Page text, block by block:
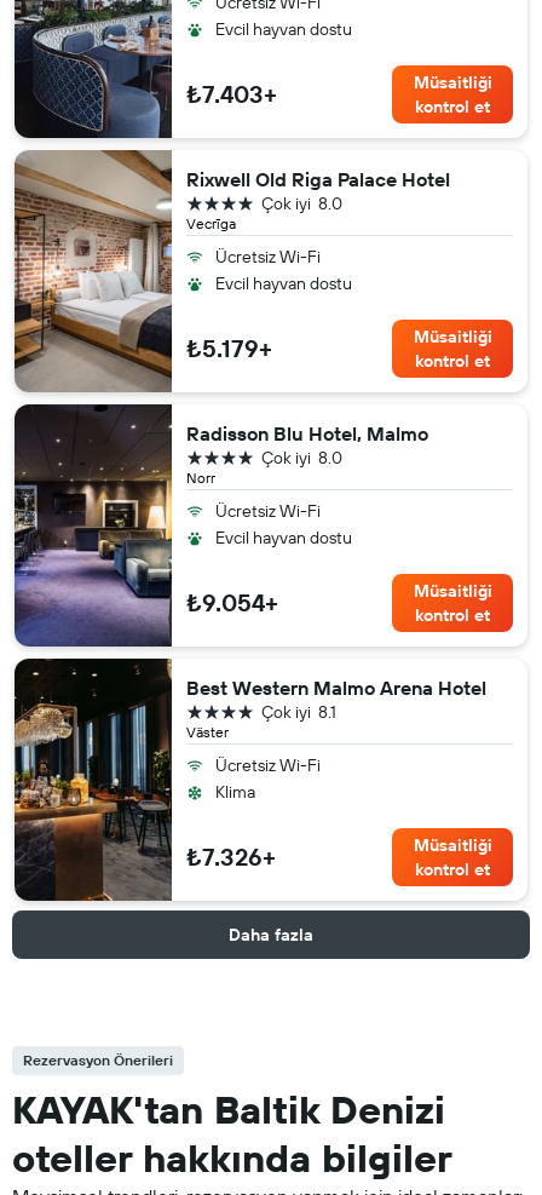
Evcil hayvan dostu
₺7.403+
Müsaitliği
kontrol et
Rixwell Old Riga Palace Hotel
Vecrīga
8.0
Çok iyi
4 yıldız
Ücretsiz Wi-Fi
Evcil hayvan dostu
₺5.179+
Müsaitliği
kontrol et
Radisson Blu Hotel, Malmo
Norr
8.0
Çok iyi
4 yıldız
Ücretsiz Wi-Fi
Evcil hayvan dostu
₺9.054+
Müsaitliği
kontrol et
Best Western Malmo Arena Hotel
Väster
8.1
Çok iyi
4 yıldız
Ücretsiz Wi-Fi
Klima
₺7.326+
Müsaitliği
kontrol et
Daha fazla
Rezervasyon Önerileri
KAYAK'tan Baltik Denizi
oteller hakkında bilgiler